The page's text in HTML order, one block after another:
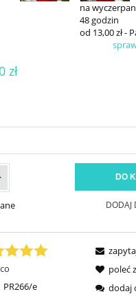
na
48 godzin
od 13,00 zł-
ewentualnych kosztów
zł
DO
DODAJ
PR266/e
poleć
dodaj